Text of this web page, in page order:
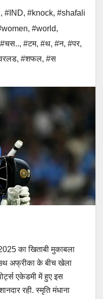
, #IND, #knock, #shafali
, #world,
#चस.., #टम, #थ, #न, #पर,
, #शफल, #स
का खिताबी मुकाबला
अफ्रीका के बीच खेला
एकेडमी में हुए इस
रही. स्मृति मंधाना